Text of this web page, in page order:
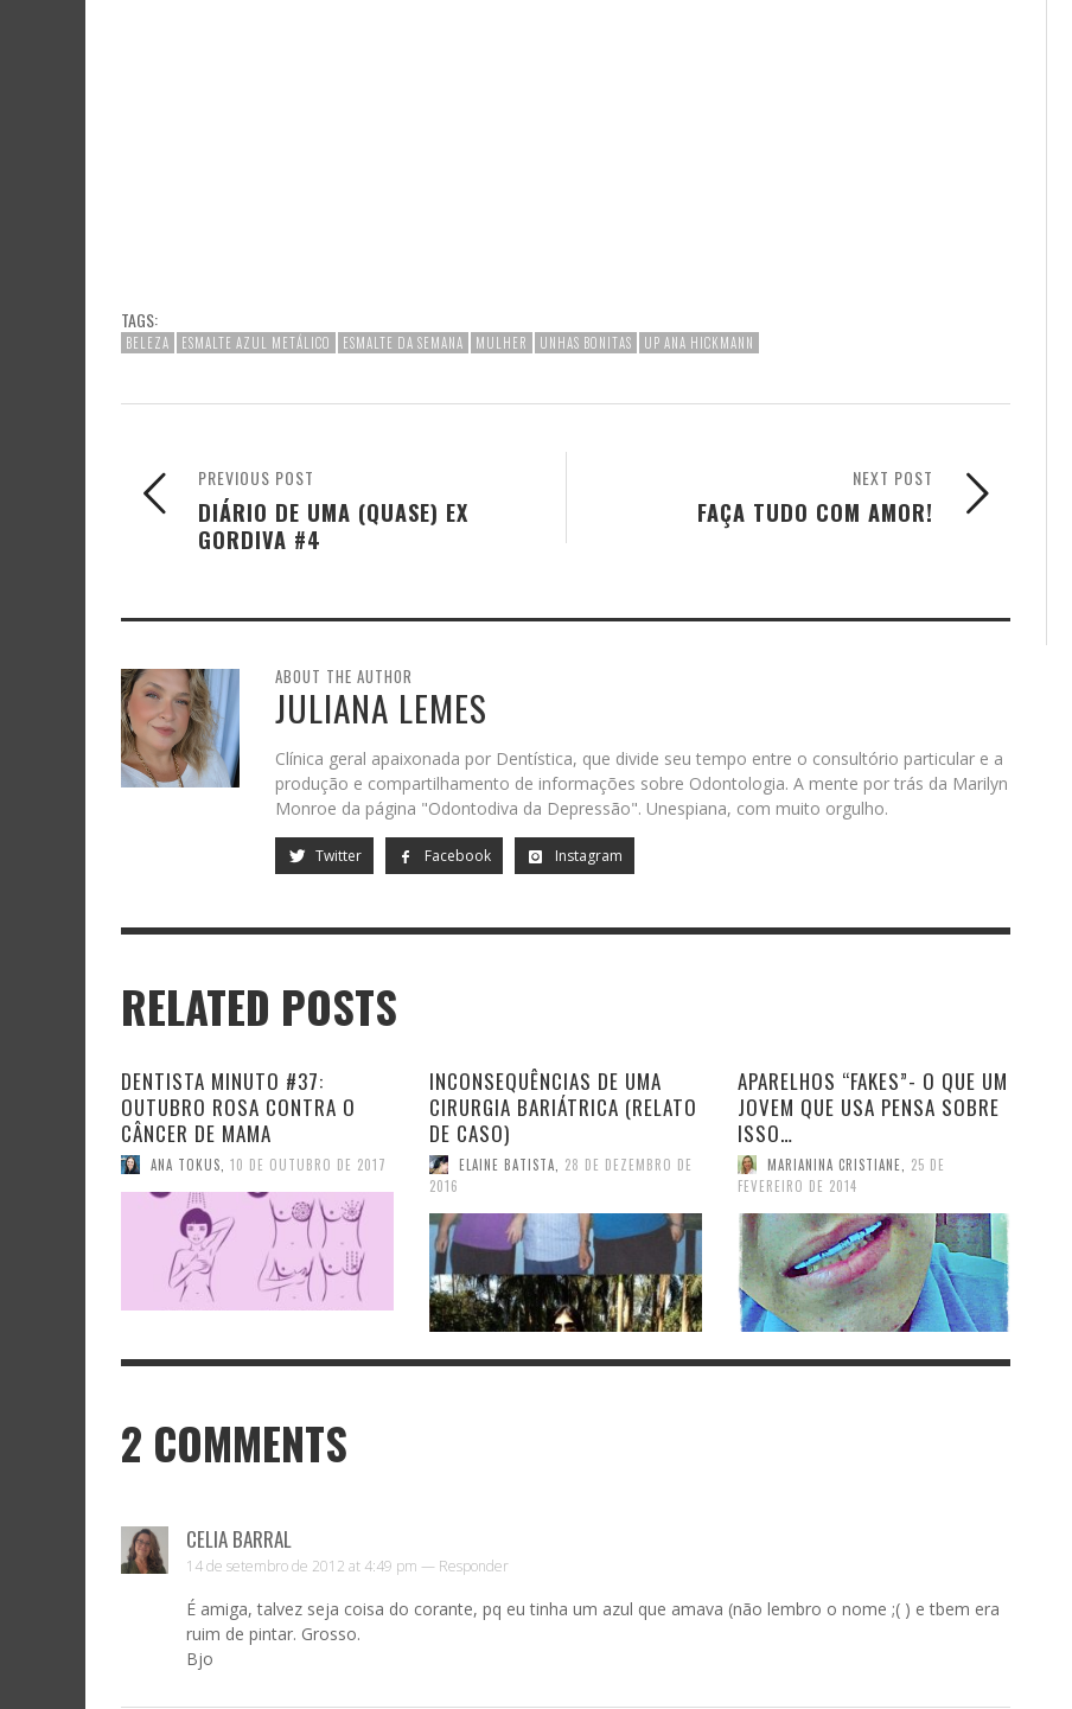
TAGS:
BELEZA ESMALTE AZUL METÁLICO ESMALTE DA SEMANA MULHER UNHAS BONITAS UP ANA HICKMANN
NEXT POST
FAÇA TUDO COM AMOR!
PREVIOUS POST
DIÁRIO DE UMA (QUASE) EX
GORDIVA #4
ABOUT THE AUTHOR
JULIANA LEMES
Clínica geral apaixonada por Dentística, que divide seu tempo entre o consultório particular e a
produção e compartilhamento de informações sobre Odontologia. A mente por trás da Marilyn
Monroe da página "Odontodiva da Depressão". Unespiana, com muito orgulho.
Twitter Facebook Instagram
RELATED POSTS
DENTISTA MINUTO #37:
OUTUBRO ROSA CONTRA O
CÂNCER DE MAMA
ANA TOKUS 10 DE OUTUBRO DE 2017
INCONSEQUÊNCIAS DE UMA
CIRURGIA BARIÁTRICA (RELATO
DE CASO)
ELAINE BATISTA
28 DE DEZEMBRO DE
2016
APARELHOS “FAKES”- O QUE UM
JOVEM QUE USA PENSA SOBRE
ISSO…
MARIANINA CRISTIANE
25 DE
FEVEREIRO DE 2014
2 COMMENTS
CELIA BARRAL
14 de setembro de 2012 at 4:49 pm — Responder
É amiga, talvez seja coisa do corante, pq eu tinha um azul que amava (não lembro o nome ;( ) e tbem era
ruim de pintar. Grosso.
Bjo